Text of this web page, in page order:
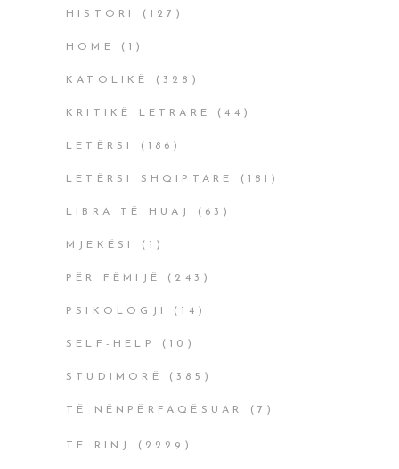
HISTORI (127)
HOME (1)
KATOLIKË (328)
KRITIKË LETRARE (44)
LETËRSI (186)
LETËRSI SHQIPTARE (181)
LIBRA TË HUAJ (63)
MJEKËSI (1)
PËR FËMIJË (243)
PSIKOLOGJI (14)
SELF-HELP (10)
STUDIMORË (385)
TË NËNPËRFAQËSUAR (7)
TË RINJ (2229)